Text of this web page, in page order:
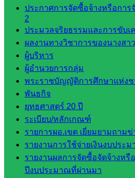
ประกาศการจัดซื้อจ้างหรือกา
2
ประมวลจริยธรรมและการขับเ
ผลงานทางวิชาการของนางส
ผู้บริหาร
ผู้อำนวยการกลุ่ม
พระราชบัญญัติการศึกษาแห่งช
พันธกิจ
ยุทธศาสตร์ 20 ปี
ระเบียบ/หลักเกณฑ์
รายการผอ.เขต เยี่ยมยามถามข่
รายงานการใช้จ่ายเงินงบประ
รายงานผลการจัดซื้อจัดจ้างหรื
ปีงบประมาณที่ผ่านมา
ดาวน์โหลด
เอกสาร
มอำนวย
กลุ่ม
สินทรัพย์